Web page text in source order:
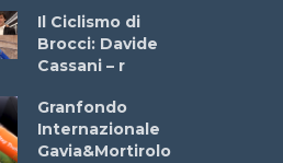
Il Ciclismo di
Brocci: Davide
Cassani – r
Granfondo
Internazionale
Gavia&Mortirolo